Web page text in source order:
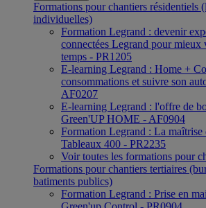
Formations pour chantiers résidentiels
individuelles)
Formation Legrand : devenir
connectées Legrand pour mieux
temps - PR1205
E-learning Legrand : Home +
consommations et suivre son
AF0207
E-learning Legrand : l'offre de
Green'UP HOME - AF0904
Formation Legrand : La
Tableaux 400 - PR2235
Voir toutes les formations pour
Formations pour chantiers tertiaires
batiments publics)
Formation Legrand : Prise en